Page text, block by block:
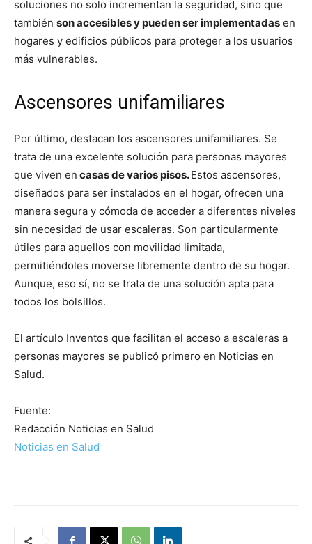
soluciones no solo incrementan la seguridad, sino que
también son accesibles y pueden ser implementadas en
hogares y edificios públicos para proteger a los usuarios
más vulnerables.
Ascensores unifamiliares
Por último, destacan los ascensores unifamiliares. Se
trata de una excelente solución para personas mayores
que viven en casas de varios pisos.Estos ascensores,
diseñados para ser instalados en el hogar, ofrecen una
manera segura y cómoda de acceder a diferentes niveles
sin necesidad de usar escaleras. Son particularmente
útiles para aquellos con movilidad limitada,
permitiéndoles moverse libremente dentro de su hogar.
Aunque, eso sí, no se trata de una solución apta para
todos los bolsillos.
El artículo Inventos que facilitan el acceso a escaleras a
personas mayores se publicó primero en Noticias en
Salud.
Fuente:
Redacción Noticias en Salud
Noticias en Salud